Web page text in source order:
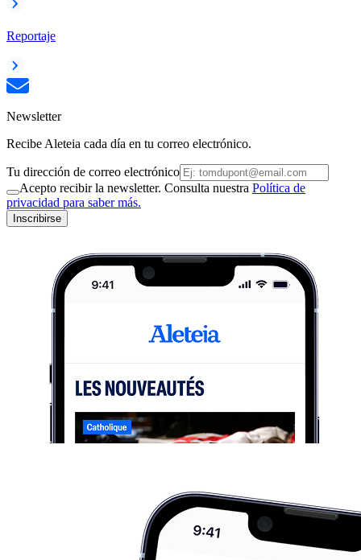
Reportaje
Newsletter
Recibe Aleteia cada día en tu correo electrónico.
Tu dirección de correo electrónico
Acepto recibir la newsletter. Consulta nuestra Política de
privacidad para saber más.
Inscribirse